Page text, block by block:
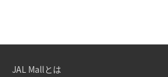
JAL Mallとは